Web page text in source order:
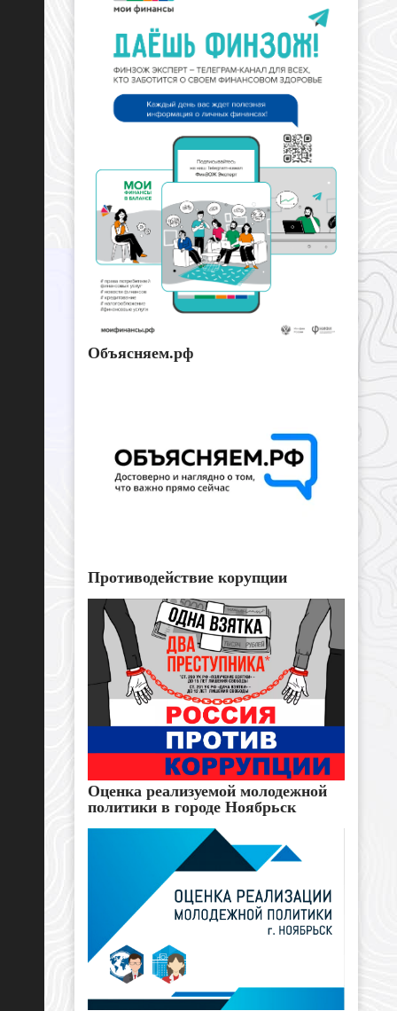
Объясняем.рф
Противодействие корупции
Оценка реализуемой молодежной
политики в городе Ноябрьск